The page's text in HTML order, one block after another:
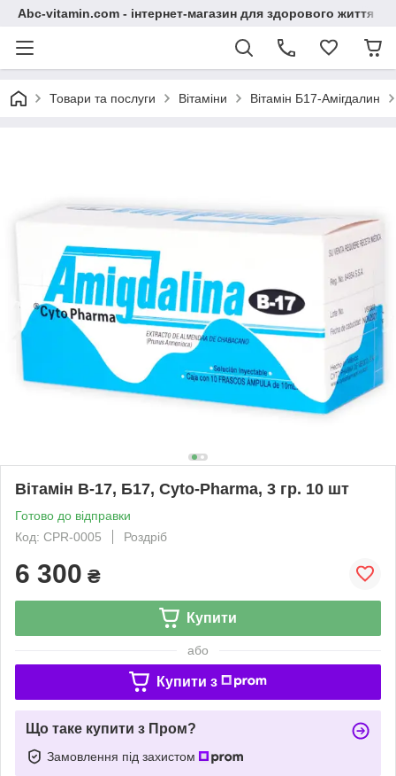
Abc-vitamin.com - інтернет-магазин для здорового життя
Товари та послуги Вітаміни Вітамін Б17-Амігдалин
Вітамін В-17, Б17, Cyto-Pharma, 3 гр. 10 шт
Готово до відправки
Код: CPR-0005
Роздріб
6 300 ₴
Купити
або
Купити з
Що таке купити з Пром?
Замовлення під захистом